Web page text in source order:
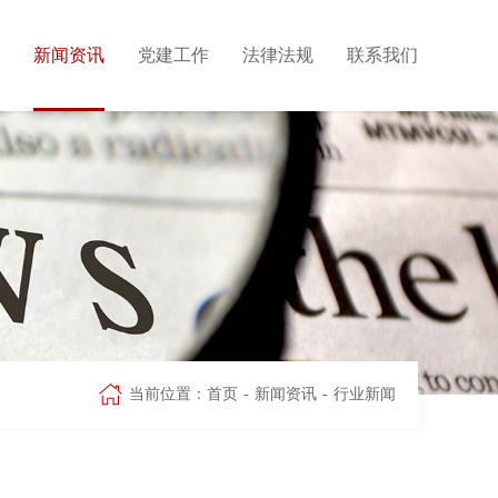
新闻资讯 党建工作 法律法规 联系我们
当前位置： 首页 - 新闻资讯 - 行业新闻